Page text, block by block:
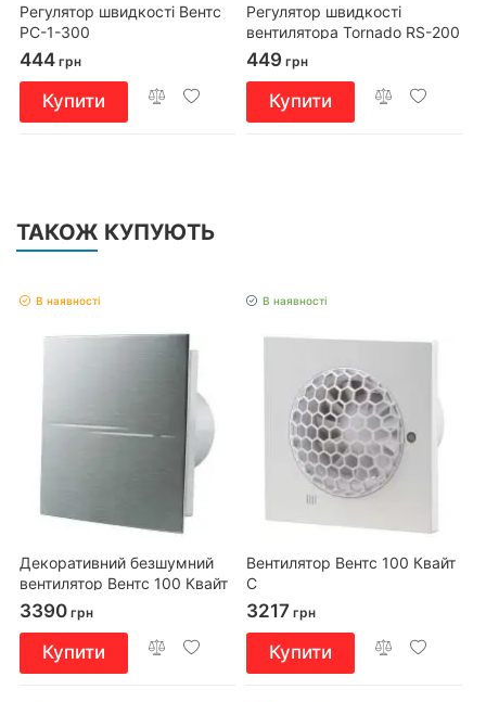
Регулятор швидкості Вентс
РС-1-300
444 грн
Купити
Регулятор швидкості
вентилятора Tornado RS-200
449 грн
Купити
ТАКОЖ КУПУЮТЬ
В наявності
Декоративний безшумний
вентилятор Вентс 100 Квайт
Стайл А
3390 грн
Купити
В наявності
Вентилятор Вентс 100 Квайт
С
3217 грн
Купити